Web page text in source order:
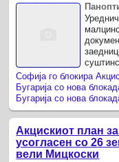
се
Акцискиот план
усогласен со 26
вели Мицкоски